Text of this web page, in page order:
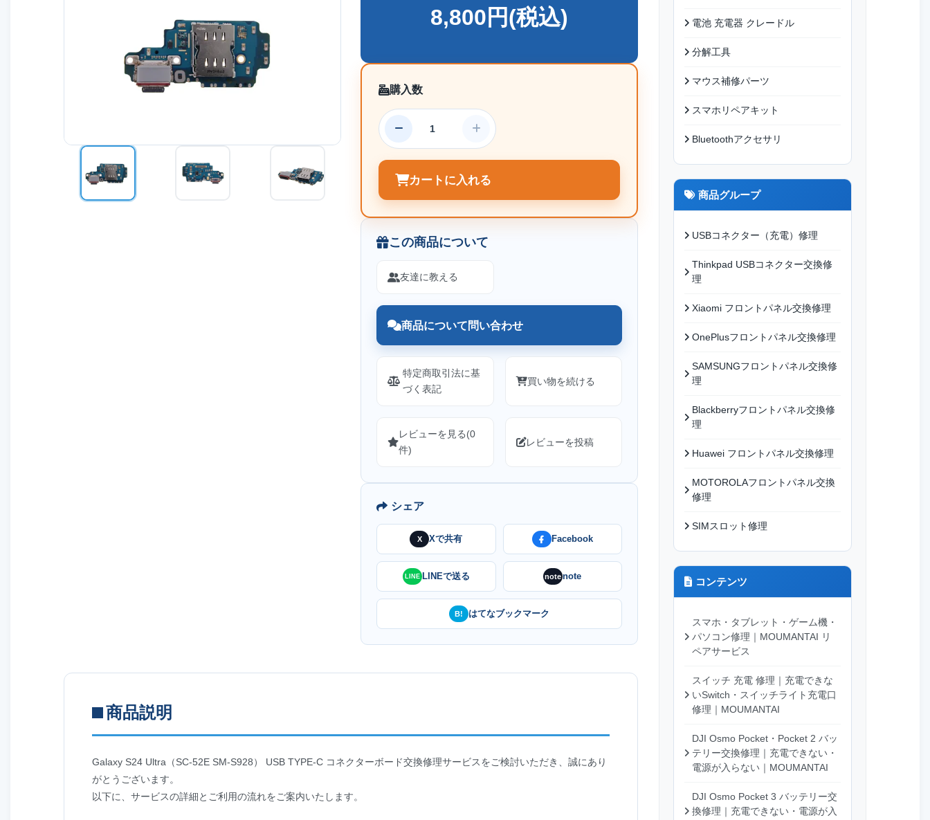
8,800円(税込)
購入数
カートに入れる
この商品について
友達に教える
商品について問い合わせ
特定商取引法に基
づく表記
買い物を続ける
レビューを見る(0
件)
レビューを投稿
シェア
X Xで共有 Facebook
LINE LINEで送る notenote
B! はてなブックマーク
商品説明
Galaxy S24 Ultra（SC-52E SM-S928） USB TYPE-C コネクターボード交換修理サービスをご検討いただき、誠にあり
がとうございます。
以下に、サービスの詳細とご利用の流れをご案内いたします。
電池 充電器 クレードル
分解工具
マウス補修パーツ
スマホリペアキット
Bluetoothアクセサリ
商品グループ
USBコネクター（充電）修理
Thinkpad USBコネクター交換修
理
Xiaomi フロントパネル交換修理
OnePlusフロントパネル交換修理
SAMSUNGフロントパネル交換修
理
Blackberryフロントパネル交換修
理
Huawei フロントパネル交換修理
MOTOROLAフロントパネル交換
修理
SIMスロット修理
コンテンツ
スマホ・タブレット・ゲーム機・
パソコン修理｜MOUMANTAI リ
ペアサービス
スイッチ 充電 修理｜充電できな
いSwitch・スイッチライト充電口
修理｜MOUMANTAI
DJI Osmo Pocket・Pocket 2 バッ
テリー交換修理｜充電できない・
電源が入らない｜MOUMANTAI
DJI Osmo Pocket 3 バッテリー交
換修理｜充電できない・電源が入